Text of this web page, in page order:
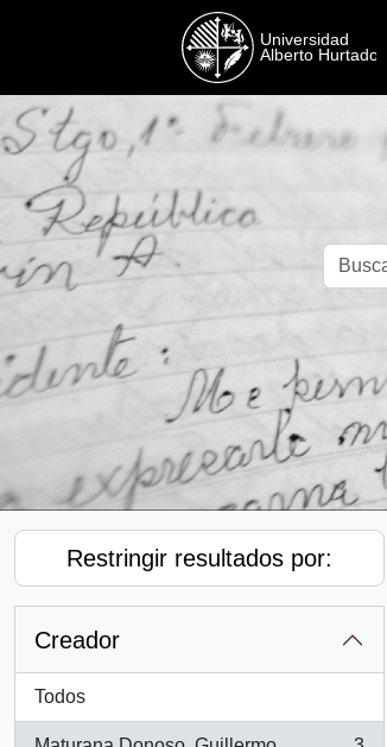
Restringir resultados por:
Creador
Todos